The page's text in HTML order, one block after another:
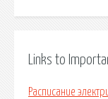
Links to
Расписание